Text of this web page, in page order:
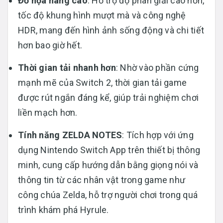
tốc độ khung hình mượt mà và công nghệ
HDR, mang đến hình ảnh sống động và chi tiết
hơn bao giờ hết.
Thời gian tải nhanh hơn: Nhờ vào phần cứng
mạnh mẽ của Switch 2, thời gian tải game
được rút ngắn đáng kể, giúp trải nghiệm chơi
liền mạch hơn.
Tính năng ZELDA NOTES: Tích hợp với ứng
dụng Nintendo Switch App trên thiết bị thông
minh, cung cấp hướng dẫn bằng giọng nói và
thông tin từ các nhân vật trong game như
công chúa Zelda, hỗ trợ người chơi trong quá
trình khám phá Hyrule.